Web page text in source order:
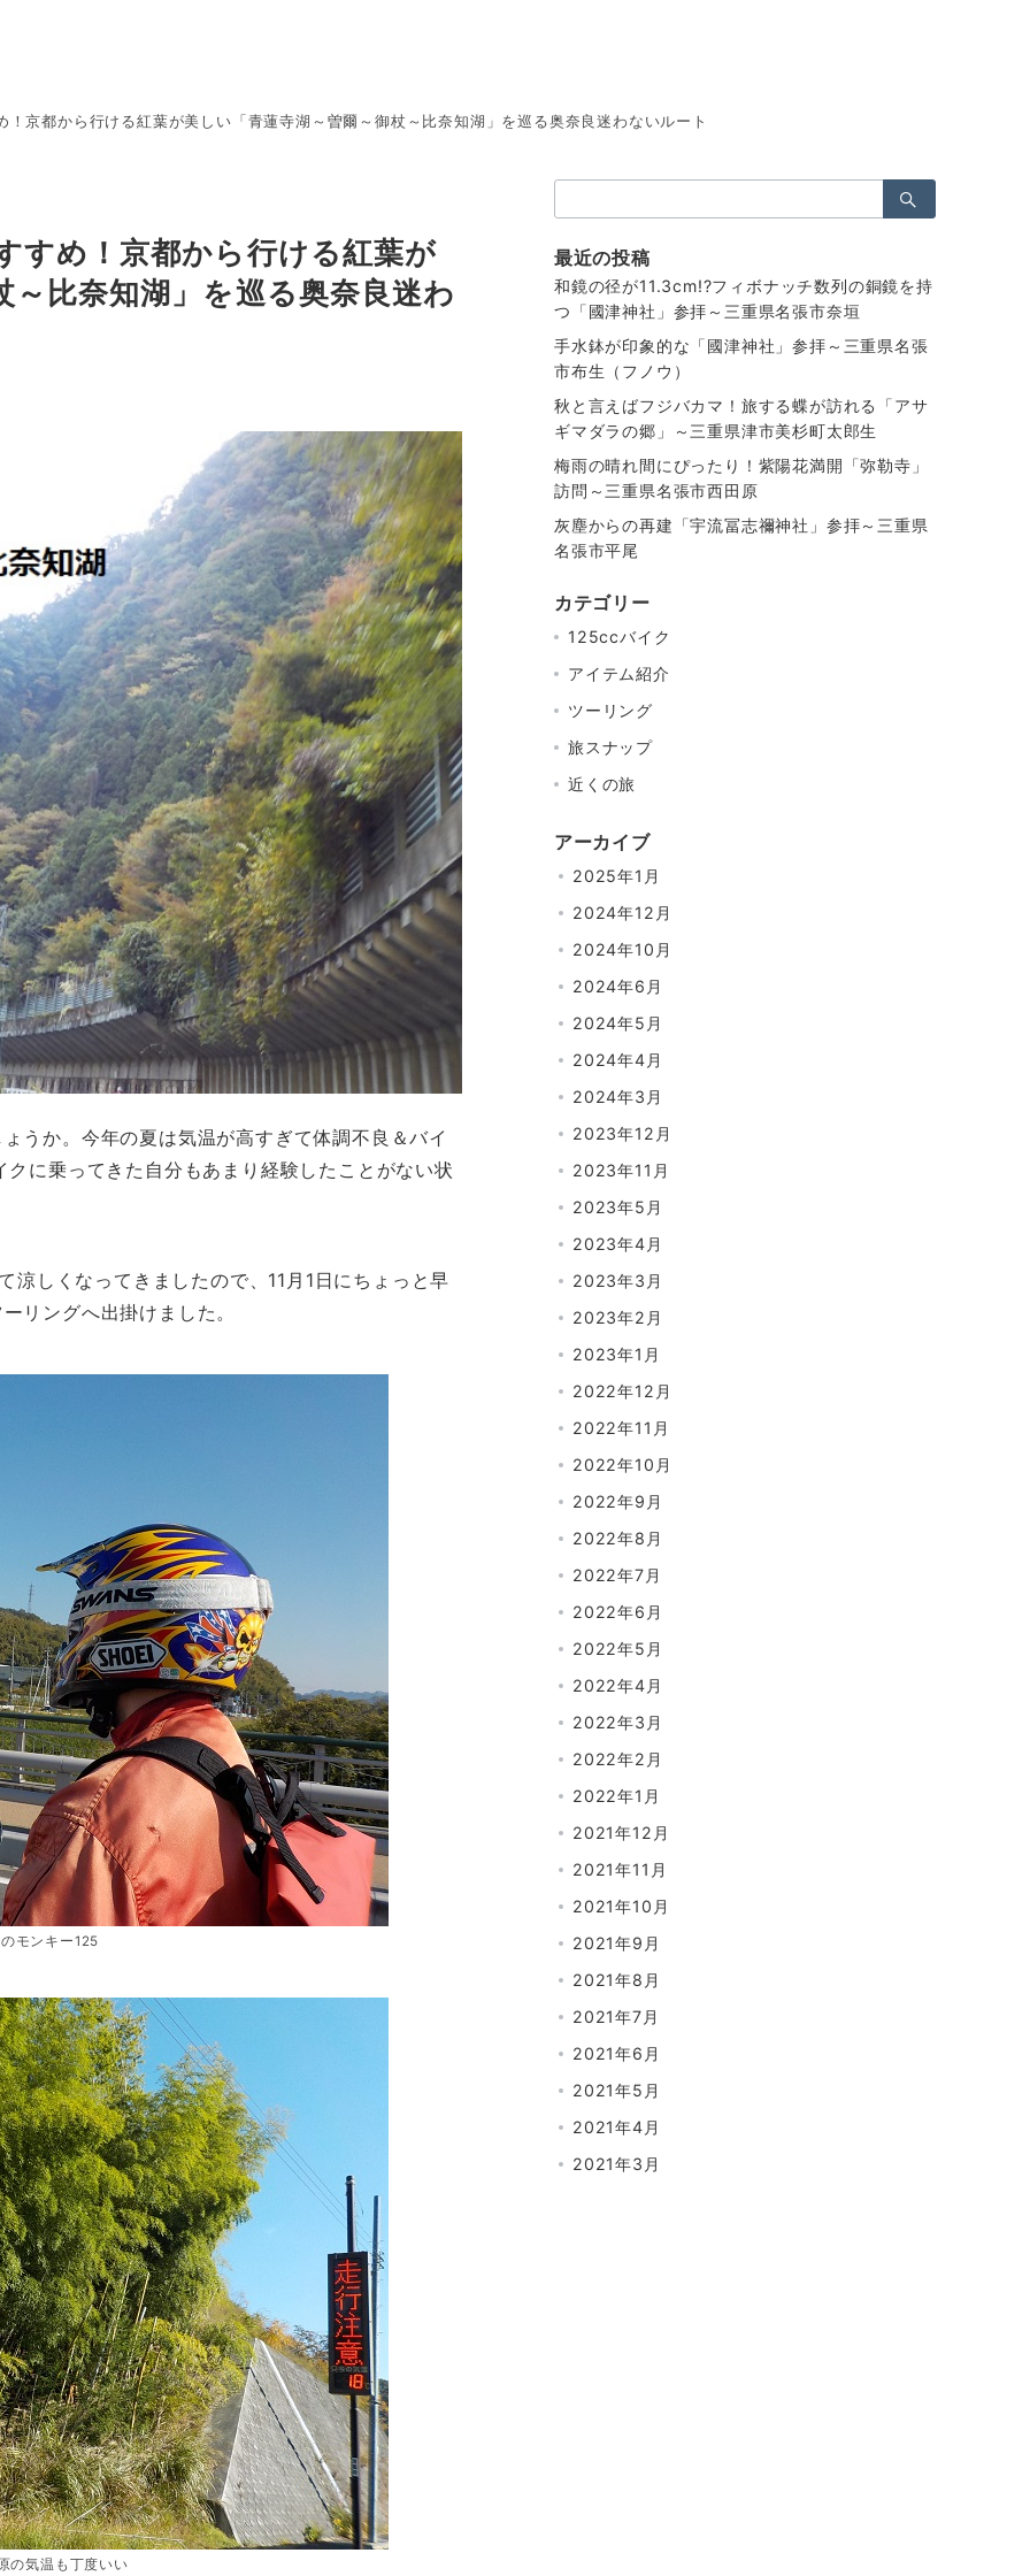
！京都から行ける紅葉が美しい「青蓮寺湖～曽爾～御杖～比奈知湖」を巡る奥奈良迷わないルート
すめ！京都から行ける紅葉が
比奈知湖」を巡る奥奈良迷わ
うか。今年の夏は気温が高すぎて体調不良＆バイ
に乗ってきた自分もあまり経験したことがない状
しくなってきましたので、11月1日にちょっと早
リングへ出掛けました。
モンキー125
の気温も丁度いい
索：
最近の投稿
和鏡の径が11.3cm!?フィボナッチ数列の銅鏡を持
つ「國津神社」参拝～三重県名張市奈垣
手水鉢が印象的な「國津神社」参拝～三重県名張
市布生（フノウ）
秋と言えばフジバカマ！旅する蝶が訪れる「アサ
ギマダラの郷」～三重県津市美杉町太郎生
梅雨の晴れ間にぴったり！紫陽花満開「弥勒寺」
訪問～三重県名張市西田原
灰塵からの再建「宇流冨志禰神社」参拝～三重県
名張市平尾
カテゴリー
125ccバイク
アイテム紹介
ツーリング
旅スナップ
近くの旅
アーカイブ
2025年1月
2024年12月
2024年10月
2024年6月
2024年5月
2024年4月
2024年3月
2023年12月
2023年11月
2023年5月
2023年4月
2023年3月
2023年2月
2023年1月
2022年12月
2022年11月
2022年10月
2022年9月
2022年8月
2022年7月
2022年6月
2022年5月
2022年4月
2022年3月
2022年2月
2022年1月
2021年12月
2021年11月
2021年10月
2021年9月
2021年8月
2021年7月
2021年6月
2021年5月
2021年4月
2021年3月